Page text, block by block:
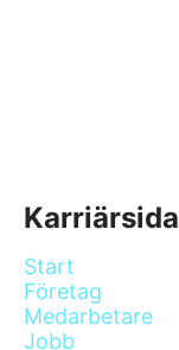
Karriärsida
Start
Företag
Medarbetare
Jobb